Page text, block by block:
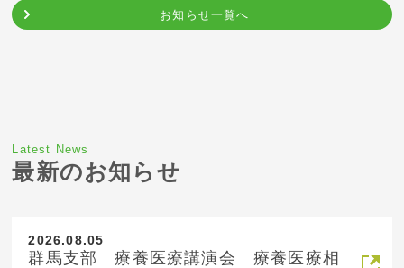
お知らせ一覧へ
Latest News
最新のお知らせ
2026.08.05
群馬支部 療養医療講演会 療養医療相